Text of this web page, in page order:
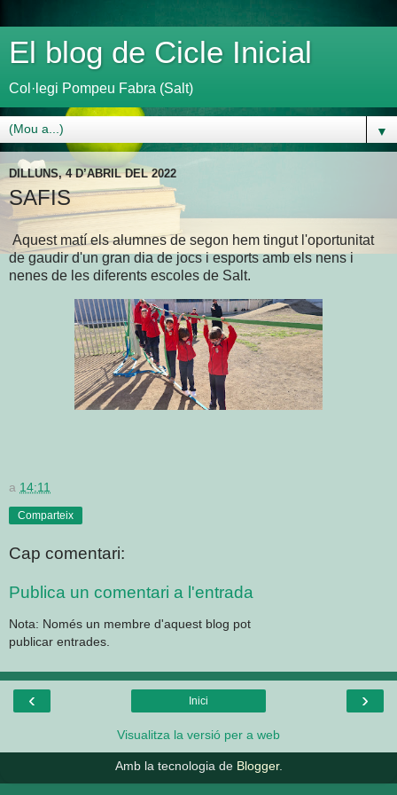
El blog de Cicle Inicial
Col·legi Pompeu Fabra (Salt)
▼
DILLUNS, 4 D’ABRIL DEL 2022
SAFIS
Aquest matí els alumnes de segon hem tingut l'oportunitat
de gaudir d'un gran dia de jocs i esports amb els nens i
nenes de les diferents escoles de Salt.
a 14:11
Comparteix
Cap comentari:
Publica un comentari a l'entrada
Nota: Només un membre d'aquest blog pot
publicar entrades.
‹ ›
Inici
Visualitza la versió per a web
Amb la tecnologia de Blogger.